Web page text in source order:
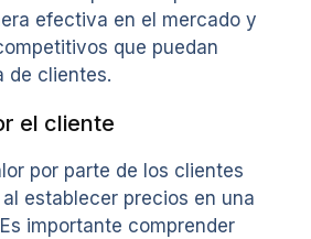
efectiva en el mercado y
que puedan
de clientes.
el cliente
por parte de los clientes
establecer precios en una
importante comprender